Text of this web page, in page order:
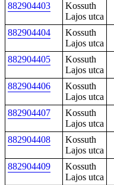
882904403
Kossuth
Lajos utca
882904404
Kossuth
Lajos utca
882904405
Kossuth
Lajos utca
882904406
Kossuth
Lajos utca
882904407
Kossuth
Lajos utca
882904408
Kossuth
Lajos utca
882904409
Kossuth
Lajos utca